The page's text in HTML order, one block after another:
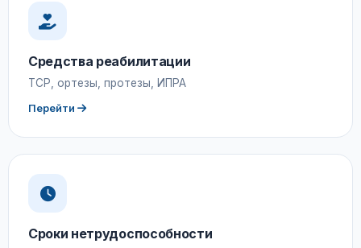
Средства реабилитации
ТСР, ортезы, протезы, ИПРА
Перейти
Сроки нетрудоспособности